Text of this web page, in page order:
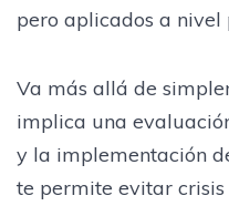
pero aplicados a nivel
Va más allá de
implica una
y la implementación
te permite evitar